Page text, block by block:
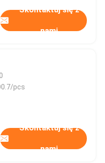
Skontaktuj się z
nami
pcs
Skontaktuj się z
nami